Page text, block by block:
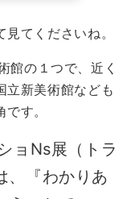
てくださいね。
館の１つで、近く
立新美術館なども
す。
ョNs展（トラ
、『わかりあ